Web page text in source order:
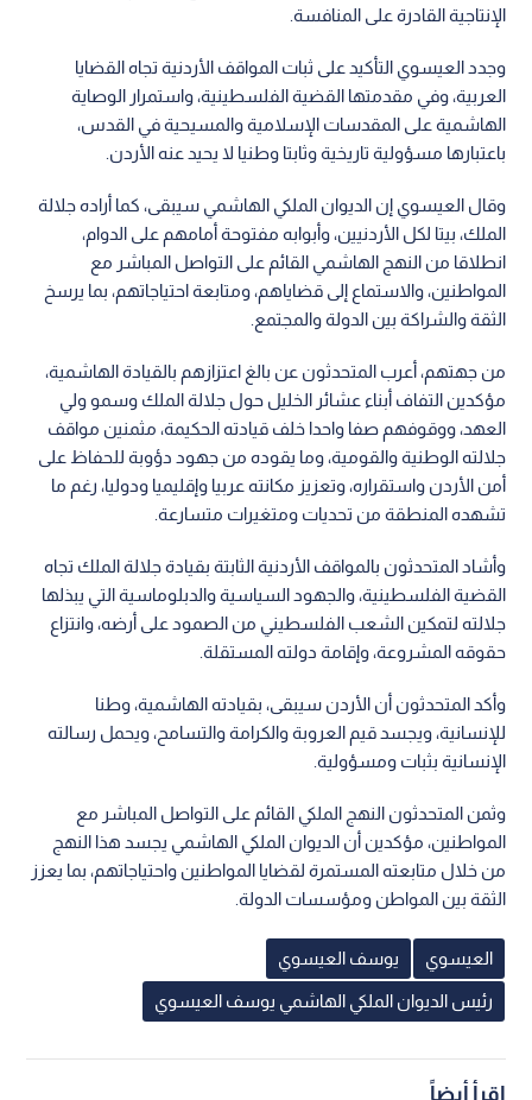
الإنتاجية القادرة على المنافسة.
وجدد العيسوي التأكيد على ثبات المواقف الأردنية تجاه القضايا
العربية، وفي مقدمتها القضية الفلسطينية، واستمرار الوصاية
الهاشمية على المقدسات الإسلامية والمسيحية في القدس،
باعتبارها مسؤولية تاريخية وثابتا وطنيا لا يحيد عنه الأردن.
وقال العيسوي إن الديوان الملكي الهاشمي سيبقى، كما أراده جلالة
الملك، بيتا لكل الأردنيين، وأبوابه مفتوحة أمامهم على الدوام،
انطلاقا من النهج الهاشمي القائم على التواصل المباشر مع
المواطنين، والاستماع إلى قضاياهم، ومتابعة احتياجاتهم، بما يرسخ
الثقة والشراكة بين الدولة والمجتمع.
من جهتهم، أعرب المتحدثون عن بالغ اعتزازهم بالقيادة الهاشمية،
مؤكدين التفاف أبناء عشائر الخليل حول جلالة الملك وسمو ولي
العهد، ووقوفهم صفا واحدا خلف قيادته الحكيمة، مثمنين مواقف
جلالته الوطنية والقومية، وما يقوده من جهود دؤوبة للحفاظ على
أمن الأردن واستقراره، وتعزيز مكانته عربيا وإقليميا ودوليا، رغم ما
تشهده المنطقة من تحديات ومتغيرات متسارعة.
وأشاد المتحدثون بالمواقف الأردنية الثابتة بقيادة جلالة الملك تجاه
القضية الفلسطينية، والجهود السياسية والدبلوماسية التي يبذلها
جلالته لتمكين الشعب الفلسطيني من الصمود على أرضه، وانتزاع
حقوقه المشروعة، وإقامة دولته المستقلة.
وأكد المتحدثون أن الأردن سيبقى، بقيادته الهاشمية، وطنا
للإنسانية، ويجسد قيم العروبة والكرامة والتسامح، ويحمل رسالته
الإنسانية بثبات ومسؤولية.
وثمن المتحدثون النهج الملكي القائم على التواصل المباشر مع
المواطنين، مؤكدين أن الديوان الملكي الهاشمي يجسد هذا النهج
من خلال متابعته المستمرة لقضايا المواطنين واحتياجاتهم، بما يعزز
الثقة بين المواطن ومؤسسات الدولة.
العيسوي يوسف العيسوي
رئيس الديوان الملكي الهاشمي يوسف العيسوي
اقرأ أيضاً